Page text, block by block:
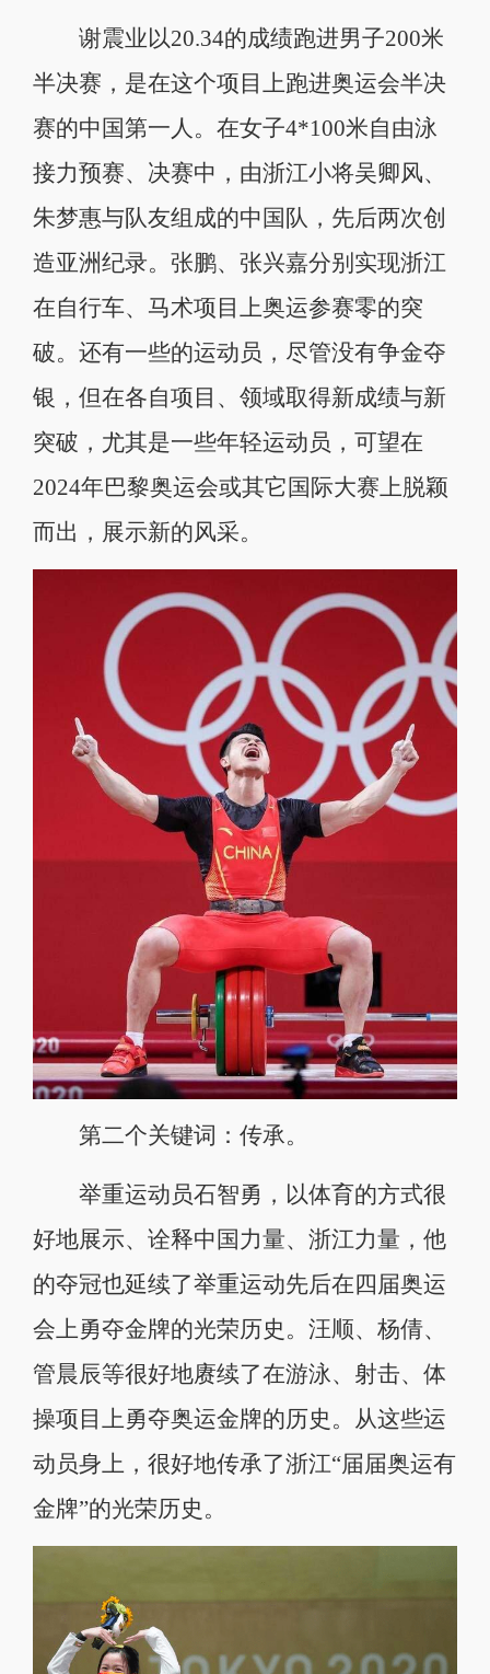
谢震业以20.34的成绩跑进男子200米
半决赛，是在这个项目上跑进奥运会半决
赛的中国第一人。在女子4*100米自由泳
接力预赛、决赛中，由浙江小将吴卿风、
朱梦惠与队友组成的中国队，先后两次创
造亚洲纪录。张鹏、张兴嘉分别实现浙江
在自行车、马术项目上奥运参赛零的突
破。还有一些的运动员，尽管没有争金夺
银，但在各自项目、领域取得新成绩与新
突破，尤其是一些年轻运动员，可望在
2024年巴黎奥运会或其它国际大赛上脱颖
而出，展示新的风采。
第二个关键词：传承。
举重运动员石智勇，以体育的方式很
好地展示、诠释中国力量、浙江力量，他
的夺冠也延续了举重运动先后在四届奥运
会上勇夺金牌的光荣历史。汪顺、杨倩、
管晨辰等很好地赓续了在游泳、射击、体
操项目上勇夺奥运金牌的历史。从这些运
动员身上，很好地传承了浙江“届届奥运有
金牌”的光荣历史。